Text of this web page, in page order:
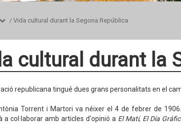
/ Vida cultural durant la Segona República
cultural durant la
republicana tingué dues grans personalitats en el
Torrent i Martori va néixer el 4 de febrer de
a col·laborar amb articles d'opinió a El Matí, El Día